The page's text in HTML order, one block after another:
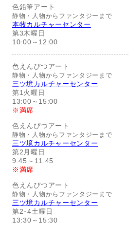
色鉛筆アート
静物・人物からファンタジーまで
本牧カルチャーセンター
第3木曜日
10:00～12:00
色えんぴつアート
静物・人物からファンタジーまで
三ツ境カルチャーセンター
第1火曜日
13:00～15:00
※満席
色えんぴつアート
静物・人物からファンタジーまで
三ツ境カルチャーセンター
第2月曜日
9:45～11:45
※満席
色えんぴつアート
静物・人物からファンタジーまで
三ツ境カルチャーセンター
第2･4土曜日
13:30～15:30